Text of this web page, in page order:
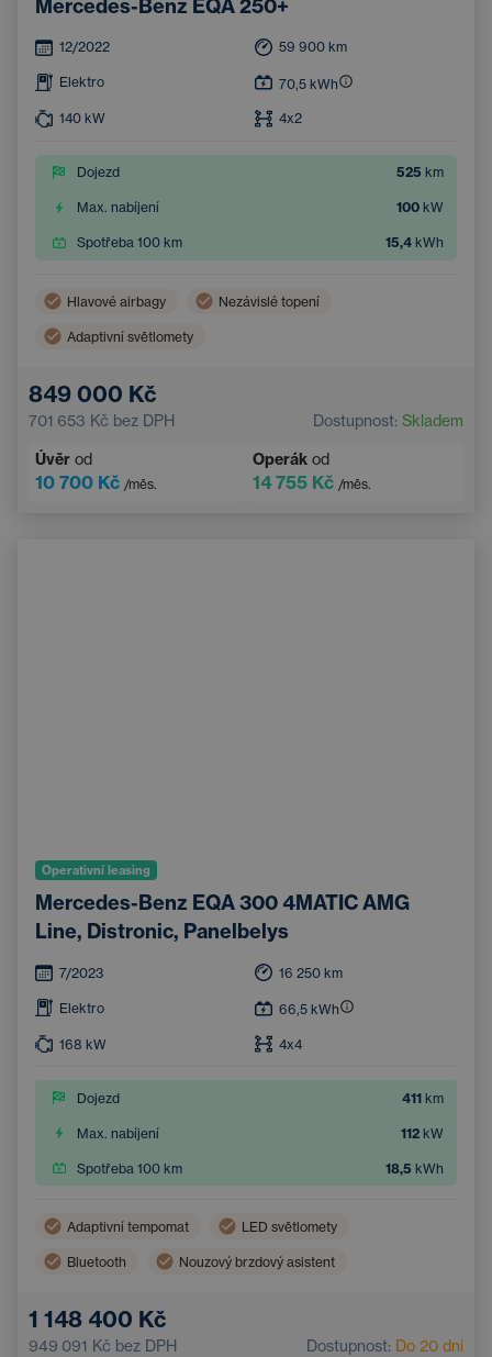
Mercedes-Benz EQA 250+
12/2022 59 900 km
Elektro 70,5 kWh
140 kW 4x2
Dojezd 525 km
Max. nabíjení 100 kW
Spotřeba 100 km 15,4 kWh
Hlavové airbagy Nezávislé topení
Adaptivní světlomety
Samočinné parkování
Boční airbagy Dvouzónová klimatizace
849 000 Kč
701 653 Kč bez DPH Dostupnost: Skladem
Úvěr od
10 700 Kč /měs.
Operák od
14 755 Kč /měs.
Operativní leasing
Mercedes-Benz EQA 300 4MATIC AMG
Line, Distronic, Panelbelys
7/2023 16 250 km
Elektro 66,5 kWh
168 kW 4x4
Dojezd 411 km
Max. nabíjení 112 kW
Spotřeba 100 km 18,5 kWh
Adaptivní tempomat LED světlomety
Bluetooth Nouzový brzdový asistent
Parkovací kamera
1 148 400 Kč
949 091 Kč bez DPH Dostupnost: Do 20 dní